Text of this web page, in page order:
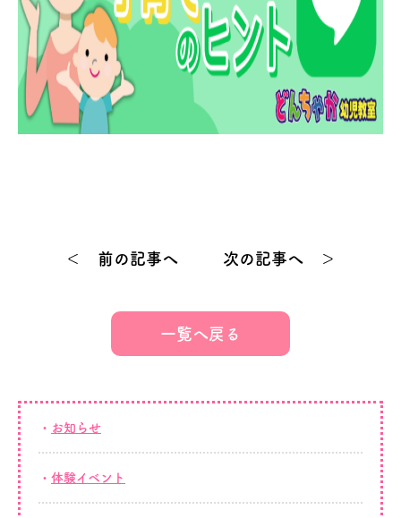
＜ 前の記事へ 次の記事へ ＞
一覧へ戻る
お知らせ
体験イベント